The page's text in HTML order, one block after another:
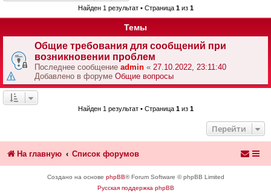
Найден 1 результат • Страница 1из 1
Темы
Общие требования для сообщений при
возникновении проблем
Последнее сообщение admin « 27.10.2022, 23:11:40
Добавлено в форуме Общие вопросы
Найден 1 результат • Страница 1из 1
Перейти
На главную Список форумов
Создано на основе phpBB® Forum Software © phpBB Limited
Русская поддержка phpBB